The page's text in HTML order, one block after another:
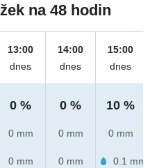
na 48 hodin
13:00
dnes
0 %
0 mm
0 mm
14:00
dnes
0 %
0 mm
0 mm
15:00
dnes
10 %
0 mm
0.1 mm